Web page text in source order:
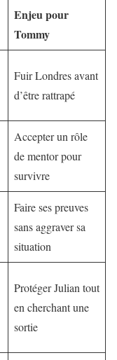
Enjeu pour
Tommy
Fuir Londres avant
d’être rattrapé
Accepter un rôle
de mentor pour
survivre
Faire ses preuves
sans aggraver sa
situation
Protéger Julian tout
en cherchant une
sortie